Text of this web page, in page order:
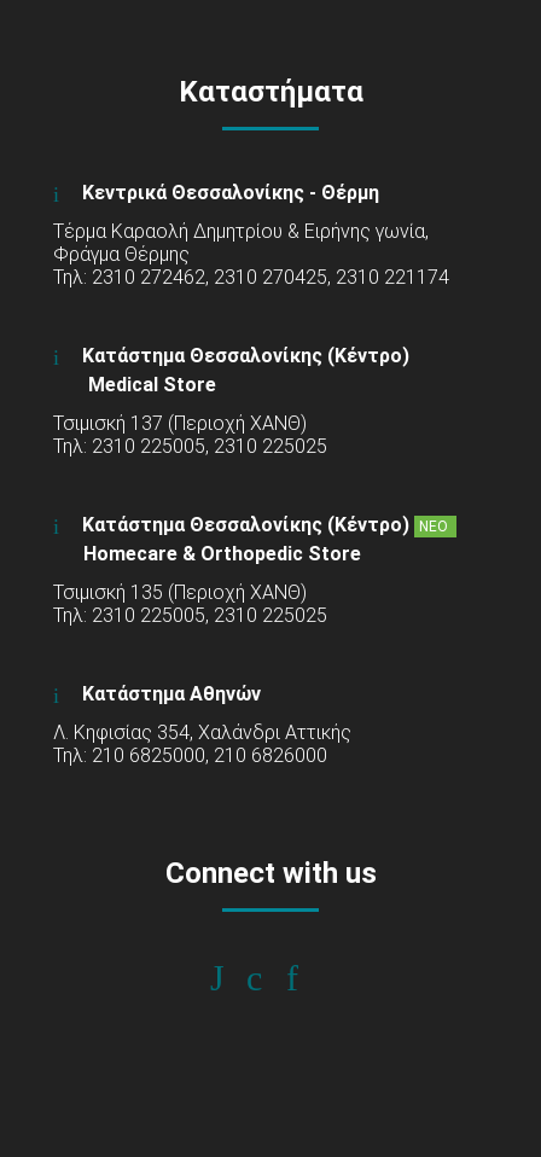
Καταστήματα
Κεντρικά Θεσσαλονίκης - Θέρμη
Τέρμα Καραολή Δημητρίου & Ειρήνης γωνία,
Φράγμα Θέρμης
Τηλ: 2310 272462, 2310 270425, 2310 221174
Κατάστημα Θεσσαλονίκης (Κέντρο)
Medical Store
Τσιμισκή 137 (Περιοχή ΧΑΝΘ)
Τηλ: 2310 225005, 2310 225025
Κατάστημα Θεσσαλονίκης (Κέντρο) ΝΕΟ
Homecare & Orthopedic Store
Τσιμισκή 135 (Περιοχή ΧΑΝΘ)
Τηλ: 2310 225005, 2310 225025
Κατάστημα Αθηνών
Λ. Κηφισίας 354, Χαλάνδρι Αττικής
Τηλ: 210 6825000, 210 6826000
Connect with us